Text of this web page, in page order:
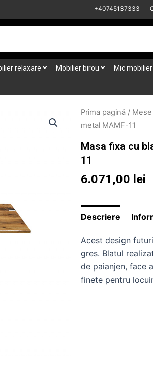
+40745137333
relaxare Mobilier birou Mic mobilier
Prima pagină / Mese
metal MAMF-11
Masa fixa cu
11
6.071,00 lei
Descriere
Acest design
gres. Blatul
de paianjen, face
finete pentru